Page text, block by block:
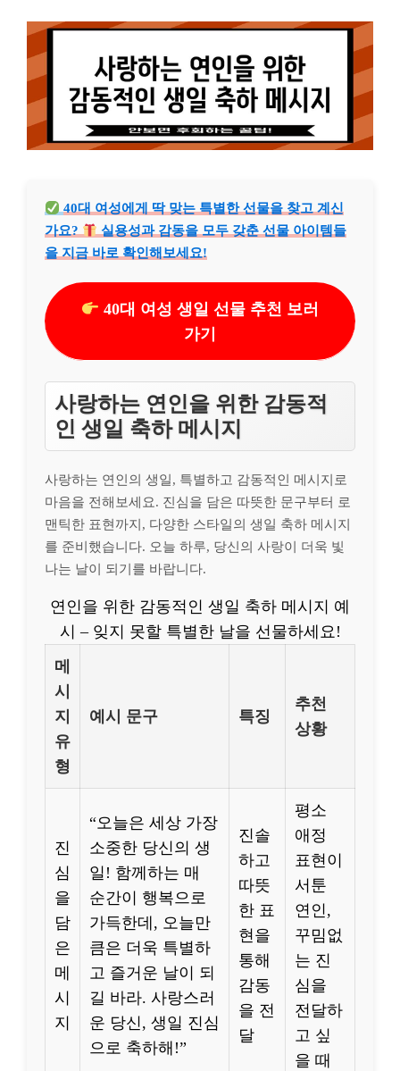
40대 여성에게 딱 맞는 특별한 선물을 찾고 계신
가요?
실용성과 감동을 모두 갖춘 선물 아이템들
을 지금 바로 확인해보세요!
40대 여성 생일 선물 추천 보러
가기
사랑하는 연인을 위한 감동적
인 생일 축하 메시지
사랑하는 연인의 생일, 특별하고 감동적인 메시지로
마음을 전해보세요. 진심을 담은 따뜻한 문구부터 로
맨틱한 표현까지, 다양한 스타일의 생일 축하 메시지
를 준비했습니다. 오늘 하루, 당신의 사랑이 더욱 빛
나는 날이 되기를 바랍니다.
연인을 위한 감동적인 생일 축하 메시지 예
시 – 잊지 못할 특별한 날을 선물하세요!
메
시
지
유
형
예시 문구 특징
추천
상황
진
심
을
담
은
메
시
지
“오늘은 세상 가장
소중한 당신의 생
일! 함께하는 매
순간이 행복으로
가득한데, 오늘만
큼은 더욱 특별하
고 즐거운 날이 되
길 바라. 사랑스러
운 당신, 생일 진심
으로 축하해!”
진솔
하고
따뜻
한 표
현을
통해
감동
을 전
달
평소
애정
표현이
서툰
연인,
꾸밈없
는 진
심을
전달하
고 싶
을 때